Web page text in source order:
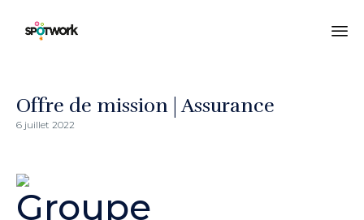
Offre de mission | Assurance
6 juillet 2022